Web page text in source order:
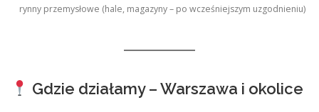
rynny przemysłowe (hale, magazyny – po wcześniejszym uzgodnieniu)
Gdzie działamy – Warszawa i okolice